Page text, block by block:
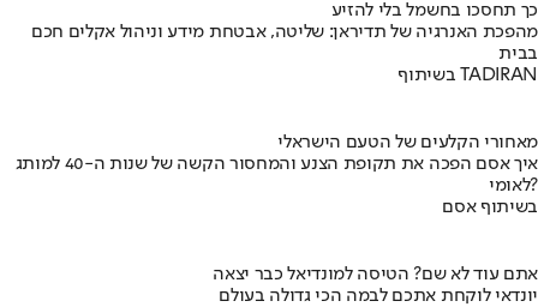
כך תחסכו בחשמל בלי להזיע
מהפכת האנרגיה של תדיראן: שליטה, אבטחת מידע וניהול אקלים חכם
בבית
בשיתוף TADIRAN
מאחורי הקלעים של הטעם הישראלי
איך אסם הפכה את תקופת הצנע והמחסור הקשה של שנות ה-40 למותג
לאומי?
בשיתוף אסם
אתם עוד לא שם? הטיסה למונדיאל כבר יצאה
יונדאי לוקחת אתכם לבמה הכי גדולה בעולם